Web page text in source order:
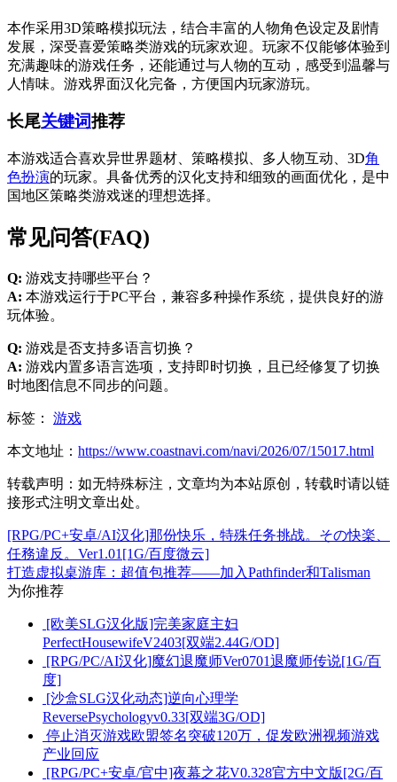
本作采用3D策略模拟玩法，结合丰富的人物角色设定及剧情
发展，深受喜爱策略类游戏的玩家欢迎。玩家不仅能够体验到
充满趣味的游戏任务，还能通过与人物的互动，感受到温馨与
人情味。游戏界面汉化完备，方便国内玩家游玩。
长尾关键词推荐
本游戏适合喜欢异世界题材、策略模拟、多人物互动、3D角
色扮演的玩家。具备优秀的汉化支持和细致的画面优化，是中
国地区策略类游戏迷的理想选择。
常见问答(FAQ)
Q: 游戏支持哪些平台？
A: 本游戏运行于PC平台，兼容多种操作系统，提供良好的游
玩体验。
Q: 游戏是否支持多语言切换？
A: 游戏内置多语言选项，支持即时切换，且已经修复了切换
时地图信息不同步的问题。
标签： 游戏
本文地址： https://www.coastnavi.com/navi/2026/07/15017.html
转载声明： 如无特殊标注，文章均为本站原创，转载时请以链
接形式注明文章出处。
[RPG/PC+安卓/AI汉化]那份快乐，特殊任务挑战。その快楽、
任務違反。Ver1.01[1G/百度微云]
打造虚拟桌游库：超值包推荐——加入Pathfinder和Talisman
为你推荐
[欧美SLG汉化版]完美家庭主妇
PerfectHousewifeV2403[双端2.44G/OD]
[RPG/PC/AI汉化]魔幻退魔师Ver0701退魔师传说[1G/百
度]
[沙盒SLG汉化动态]逆向心理学
ReversePsychologyv0.33[双端3G/OD]
停止消灭游戏欧盟签名突破120万，促发欧洲视频游戏
产业回应
[RPG/PC+安卓/官中]夜幕之花V0.328官方中文版[2G/百